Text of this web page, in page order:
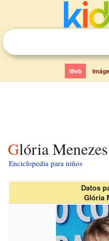
Web
Glória
Enciclopedia para niños
Datos
Glória